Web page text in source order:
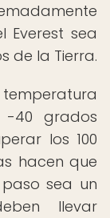
sea
de la Tierra.
40 grados
los 100
hacen que
sea un
llevar